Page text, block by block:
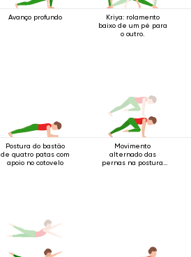
Avanço profundo
Kriya: rolamento
baixo de um pé para
o outro.
Postura do bastão
de quatro patas com
apoio no cotovelo
Movimento
alternado das
pernas na postura